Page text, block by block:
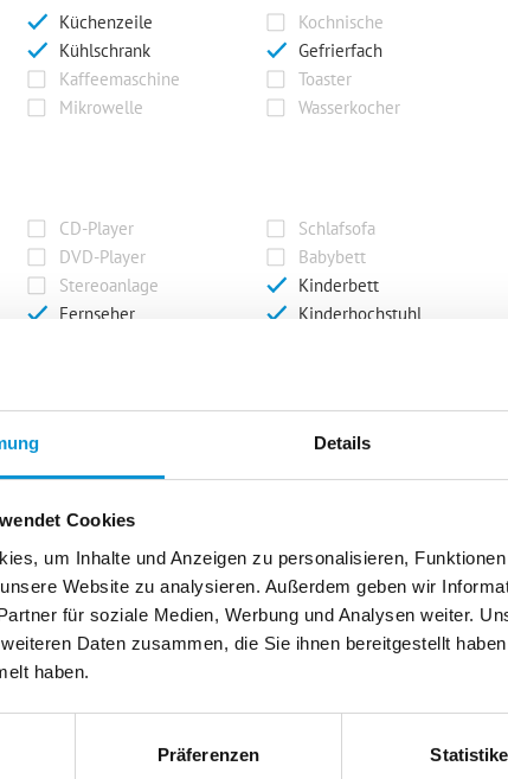
Details
Cookies
um Inhalte und Anzeigen zu personalisieren,
Website zu analysieren. Außerdem geben wir
für soziale Medien, Werbung und Analysen weiter.
Daten zusammen, die Sie ihnen bereitgestellt
haben.
Präferenzen
Küchenzeile
Kochnische
Kühlschrank
Gefrierfach
Kaffeemaschine
Toaster
Mikrowelle Wasserkocher
CD-Player
Schlafsofa
DVD-Player
Babybett
Stereoanlage
Kinderbett
Fernseher
Kinderhochstuhl
Garage
Kinderspielplatz
Swimmingpool
Abstellraum